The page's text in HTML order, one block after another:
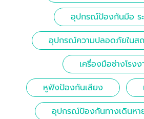
อุปกรณ์ป้องกันมือ ร
อุปกรณ์ความปลอดภัยในส
เครื่องมือช่างโรงง
หูฟังป้องกันเสียง
อุปกรณ์ป้องกันทางเดินหา